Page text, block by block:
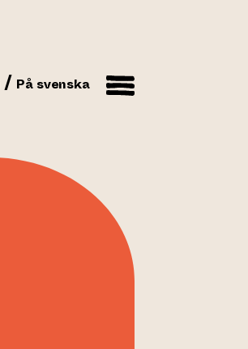
På svenska